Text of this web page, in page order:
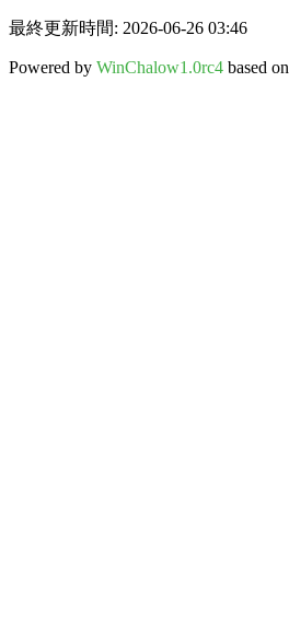
最終更新時間: 2026-06-26 03:46
Powered by WinChalow1.0rc4 based on